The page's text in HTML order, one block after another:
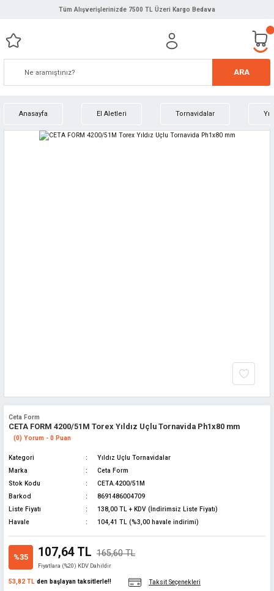
Tüm Alışverişlerinizde 7500 TL Üzeri Kargo Bedava
ARA
Anasayfa El Aletleri Tornavidalar
Ceta Form
CETA FORM 4200/51M Torex Yıldız Uçlu Tornavida Ph1x80 mm
(0) Yorum - 0 Puan
Kategori
Yıldız Uçlu Tornavidalar
Marka
Ceta Form
Stok Kodu
CETA.4200/51M
Barkod
8691486004709
Liste Fiyatı
138,00 TL + KDV (İndirimsiz Liste Fiyatı)
Havale
104,41 TL (%3,00 havale indirimi)
%35 107,64 TL 165,60 TL
Fiyatlara (%20) KDV Dahildir
53,82 TL den başlayan taksitlerle!! Taksit Seçenekleri